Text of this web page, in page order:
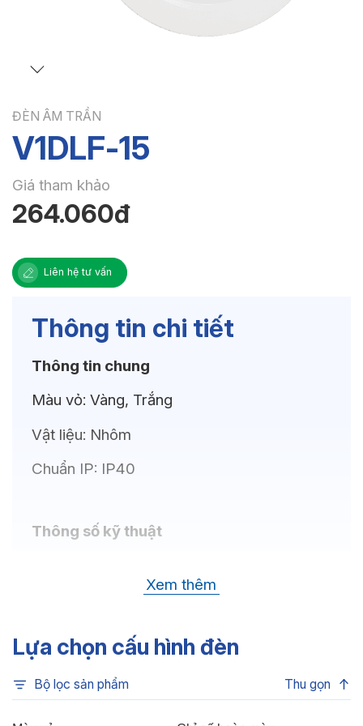
ĐÈN ÂM TRẦN
V1DLF-15
Giá tham khảo
264.060đ
Liên hệ tư vấn
Thông tin chi tiết
Thông tin chung
Màu vỏ: Vàng, Trắng
Vật liệu: Nhôm
Chuẩn IP: IP40
Thông số kỹ thuật
6500K, 4000K, 3000K
Chỉ số hoàn màu:
CRI80
1500lm(W)
Xem thêm
Lựa chọn cấu hình đèn
Bộ lọc sản phẩm Thu gọn